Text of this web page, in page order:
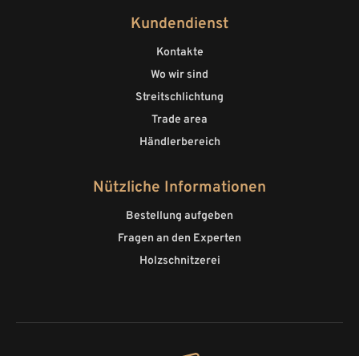
Kundendienst
Kontakte
Wo wir sind
Streitschlichtung
Trade area
Händlerbereich
Nützliche Informationen
Bestellung aufgeben
Fragen an den Experten
Holzschnitzerei